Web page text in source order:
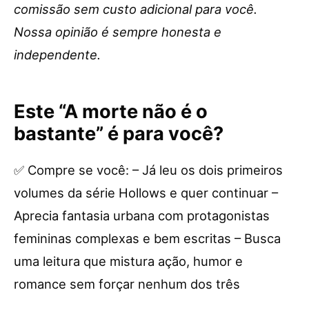
comissão sem custo adicional para você.
Nossa opinião é sempre honesta e
independente.
Este “A morte não é o
bastante” é para você?
✅ Compre se você: – Já leu os dois primeiros
volumes da série Hollows e quer continuar –
Aprecia fantasia urbana com protagonistas
femininas complexas e bem escritas – Busca
uma leitura que mistura ação, humor e
romance sem forçar nenhum dos três